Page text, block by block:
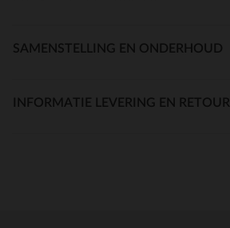
SAMENSTELLING EN ONDERHOUD
INFORMATIE LEVERING EN RETOUR